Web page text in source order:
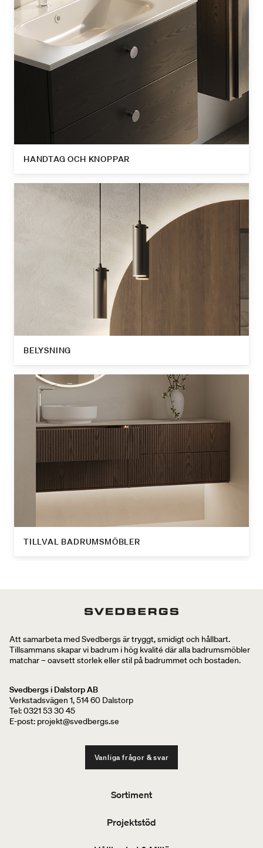
HANDTAG OCH KNOPPAR
BELYSNING
TILLVAL BADRUMSMÖBLER
Att samarbeta med Svedbergs är tryggt, smidigt och hållbart.
Tillsammans skapar vi badrum i hög kvalité där alla badrumsmöbler
matchar – oavsett storlek eller stil på badrummet och bostaden.
Svedbergs i Dalstorp AB
Verkstadsvägen 1, 514 60 Dalstorp
Tel: 0321 53 30 45
E-post: projekt@svedbergs.se
Vanliga frågor & svar
Sortiment
Projektstöd